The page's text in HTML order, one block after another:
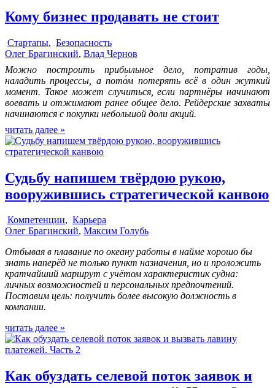
Кому бизнес продавать не стоит
Стартапы, Безопасность
Олег Брагинский, Влад Чернов
Можно построить прибыльное дело, потратив годы,
наладить процессы, а пото́м потерять всё в один жуткий
момент. Такое может случиться, если партнёры начинают
воевать и отжимают ранее общее дело. Рейдерские захваты
начинаются с покупки небольшой доли акций.
читать далее »
Судьбу напишем твёрдою рукою,
вооружившись стратегической канвою
Компетенции, Карьера
Олег Брагинский, Максим Голубь
Отбывая в плавание по океану работы в найме хорошо бы
знать наперёд не только пункт назначения, но и проложить
кратчайший маршрут с учётом характеристик судна:
личных возможностей и персональных предпочтений.
Поставим цель: получить более высокую должность в
компании.
читать далее »
Как обуздать селевой поток заявок и